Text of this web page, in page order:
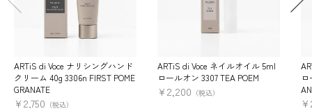
ARTiS di Voce ナリシングハンド
クリーム 40g 3306n FIRST POME
GRANATE
¥2,750 （税込）
ARTiS di Voce ネイルオイル 5ml
ロールオン 3307 TEA POEM
¥2,200 （税込）
¥